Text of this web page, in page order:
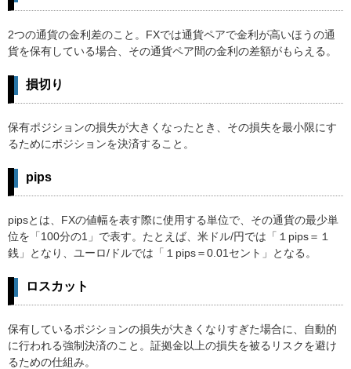
2つの通貨の金利差のこと。FXでは通貨ペアで金利が高いほうの通
貨を保有している場合、その通貨ペア間の金利の差額がもらえる。
損切り
保有ポジションの損失が大きくなったとき、その損失を最小限にす
るためにポジションを決済すること。
pips
pipsとは、FXの値幅を表す際に使用する単位で、その通貨の最少単
位を「100分の1」で表す。たとえば、米ドル/円では「１pips＝１
銭」となり、ユーロ/ドルでは「１pips＝0.01セント」となる。
ロスカット
保有しているポジションの損失が大きくなりすぎた場合に、自動的
に行われる強制決済のこと。証拠金以上の損失を被るリスクを避け
るための仕組み。